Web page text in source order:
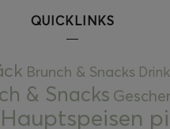
QUICKLINKS
Brunch & Snacks
& Snacks
Hauptspeisen